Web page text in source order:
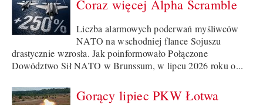
Coraz więcej Alpha Scramble
Liczba alarmowych poderwań myśliwców
NATO na wschodniej flance Sojuszu
drastycznie wzrosła. Jak poinformowało Połączone
Dowództwo Sił NATO w Brunssum, w lipcu 2026 roku o...
Gorący lipiec PKW Łotwa